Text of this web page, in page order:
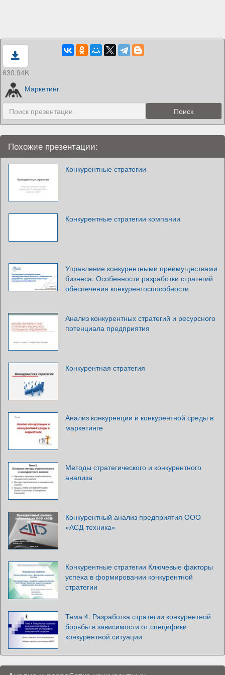
630.94K
Маркетинг
Похожие презентации:
Конкурентные стратегии
Конкурентные стратегии компании
Управление конкурентными преимуществами
бизнеса. Особенности разработки стратегий
обеспечения конкурентоспособности
Анализ конкурентных стратегий и ресурсного
потенциала предприятия
Конкурентная стратегия
Анализ конкуренции и конкурентной среды в
маркетинге
Методы стратегического и конкурентного
анализа
Конкурентный анализ предприятия ООО
«АСД-техника»
Конкурентные стратегии Ключевые факторы
успеха в формировании конкурентной
стратегии
Тема 4. Разработка стратегии конкурентной
борьбы в зависимости от специфики
конкурентной ситуации